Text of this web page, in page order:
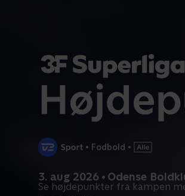
• Fodbold •
3. aug 2026 • Odense
Se højdepunkter fra kampen